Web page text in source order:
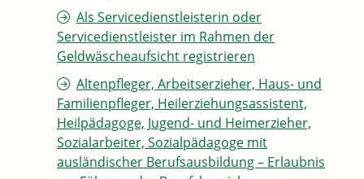
Als Servicedienstleisterin oder
Servicedienstleister im Rahmen der
Geldwäscheaufsicht registrieren
Altenpfleger, Arbeitserzieher, Haus- und
Familienpfleger, Heilerziehungsassistent,
Heilpädagoge, Jugend- und Heimerzieher,
Sozialarbeiter, Sozialpädagoge mit
ausländischer Berufsausbildung – Erlaubnis